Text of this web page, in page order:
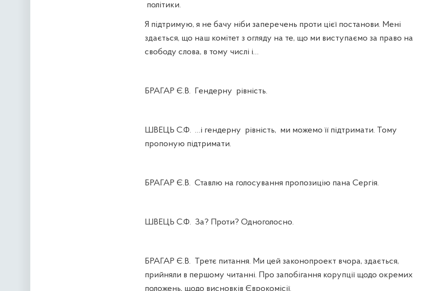
політики.
Я підтримую, я не бачу ніби заперечень проти цієї постанови. Мені
здається, що наш комітет з огляду на те, що ми виступаємо за право на
свободу слова, в тому числі і…
БРАГАР Є.В. Гендерну рівність.
ШВЕЦЬ С.Ф. …і гендерну рівність, ми можемо її підтримати. Тому
пропоную підтримати.
БРАГАР Є.В. Ставлю на голосування пропозицію пана Сергія.
ШВЕЦЬ С.Ф. За? Проти? Одноголосно.
БРАГАР Є.В. Третє питання. Ми цей законопроект вчора, здається,
прийняли в першому читанні. Про запобігання корупції щодо окремих
положень, щодо висновків Єврокомісії.